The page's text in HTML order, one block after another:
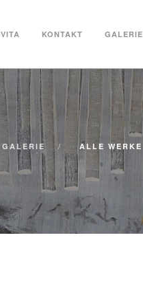
VITA KONTAKT GALERIE
GALERIE ALLE WERKE